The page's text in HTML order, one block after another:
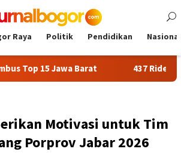
Raya Politik Pendidikan Nasional
Jawa Barat 437 Rider dari 18
Motivasi untuk Tim
Porprov Jabar 2026